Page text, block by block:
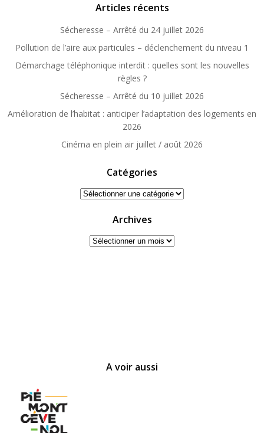
Articles récents
Sécheresse – Arrêté du 24 juillet 2026
Pollution de l’aire aux particules – déclenchement du niveau 1
Démarchage téléphonique interdit : quelles sont les nouvelles
règles ?
Sécheresse – Arrêté du 10 juillet 2026
Amélioration de l’habitat : anticiper l’adaptation des logements en
2026
Cinéma en plein air juillet / août 2026
Catégories
Catégories
Archives
Archives
A voir aussi